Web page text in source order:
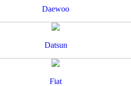
Daewoo
Datsun
Fiat